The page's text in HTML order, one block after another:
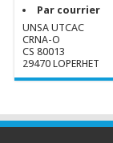
Par courrier
UNSA UTCAC
CRNA-O
CS 80013
29470 LOPERHET